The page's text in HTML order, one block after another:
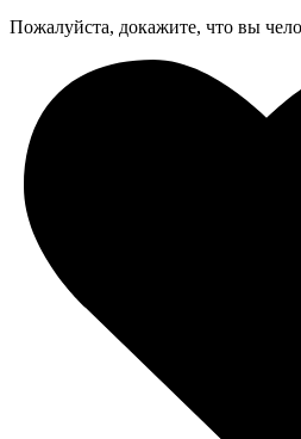
Пожалуйста, докажите, что вы